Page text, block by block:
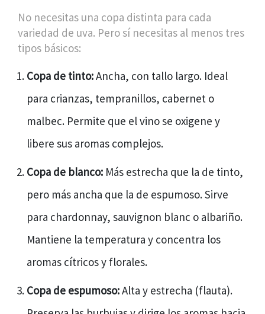
No necesitas una copa distinta para cada
variedad de uva. Pero sí necesitas al menos tres
tipos básicos:
Copa de tinto:Ancha, con tallo largo. Ideal
para crianzas, tempranillos, cabernet o
malbec. Permite que el vino se oxigene y
libere sus aromas complejos.
Copa de blanco: Más estrecha que la de tinto,
pero más ancha que la de espumoso. Sirve
para chardonnay, sauvignon blanc o albariño.
Mantiene la temperatura y concentra los
aromas cítricos y florales.
Copa de espumoso:Alta y estrecha (flauta).